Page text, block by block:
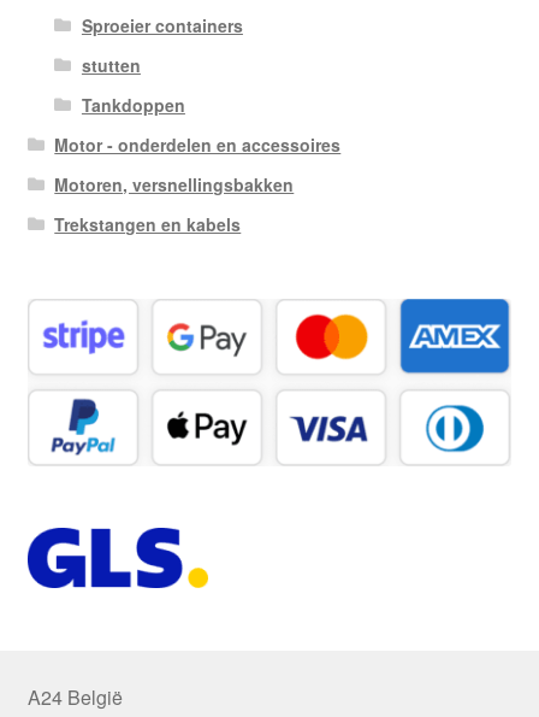
Sproeier containers
stutten
Tankdoppen
Motor - onderdelen en accessoires
Motoren, versnellingsbakken
Trekstangen en kabels
A24 België